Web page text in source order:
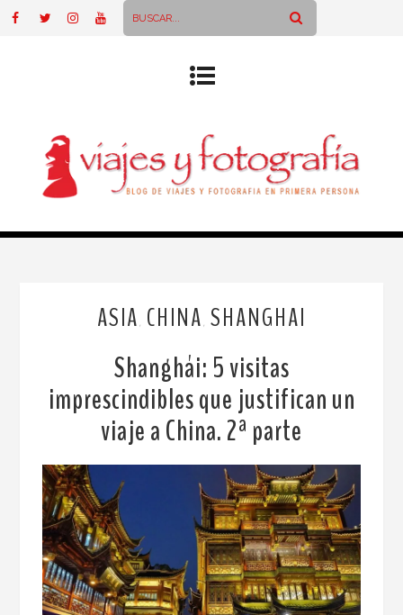
ASIA CHINA SHANGHAI
Shanghái: 5 visitas
imprescindibles que justifican un
viaje a China. 2ª parte